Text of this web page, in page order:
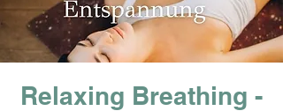
Relaxing Breathing -